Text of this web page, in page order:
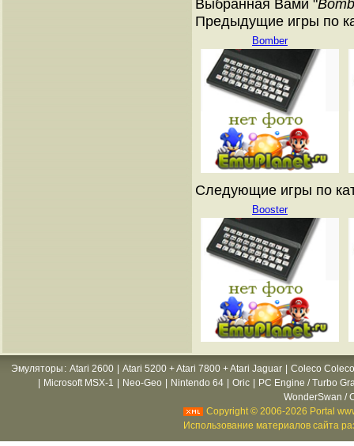
Выбранная Вами "
Предыдущие игры по
Bomber
Следующие игры по
Booster
Эмуляторы : Atari 2600 Atari 5200 + Atari 7800 + Atari Jaguar
Coleco
Microsoft MSX-1 Neo-Geo Nintendo 64 Oric
PC Engine / Turbo
WonderSwan /
Copyright © 2006-2026 Portal
Использование материалов сайта